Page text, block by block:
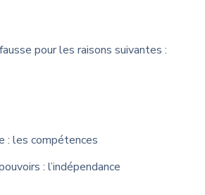
pour les raisons suivantes :
: les compétences
: l’indépendance